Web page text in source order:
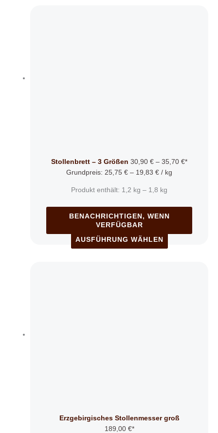
Stollenbrett – 3 Größen 30,90 € – 35,70 €*
Grundpreis: 25,75 € – 19,83 € / kg
Produkt enthält: 1,2 kg – 1,8 kg
BENACHRICHTIGEN, WENN
VERFÜGBAR
AUSFÜHRUNG WÄHLEN
Erzgebirgisches Stollenmesser groß
189,00 €*